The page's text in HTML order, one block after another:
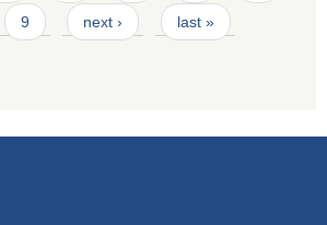
9 next › last »